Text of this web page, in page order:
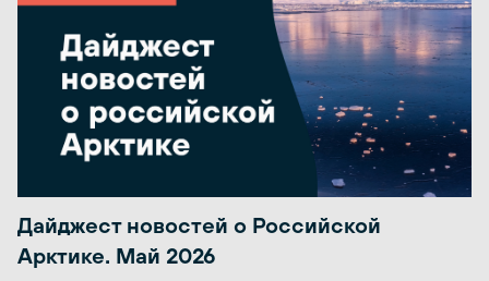
Дайджест новостей о Российской
Арктике. Май 2026